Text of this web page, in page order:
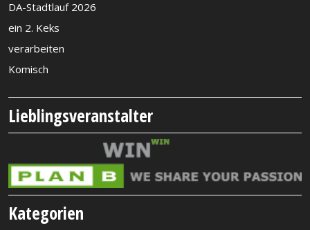
DA-Stadtlauf 2026
ein 2. Keks
verarbeiten
Komisch
Lieblingsveranstalter
Kategorien